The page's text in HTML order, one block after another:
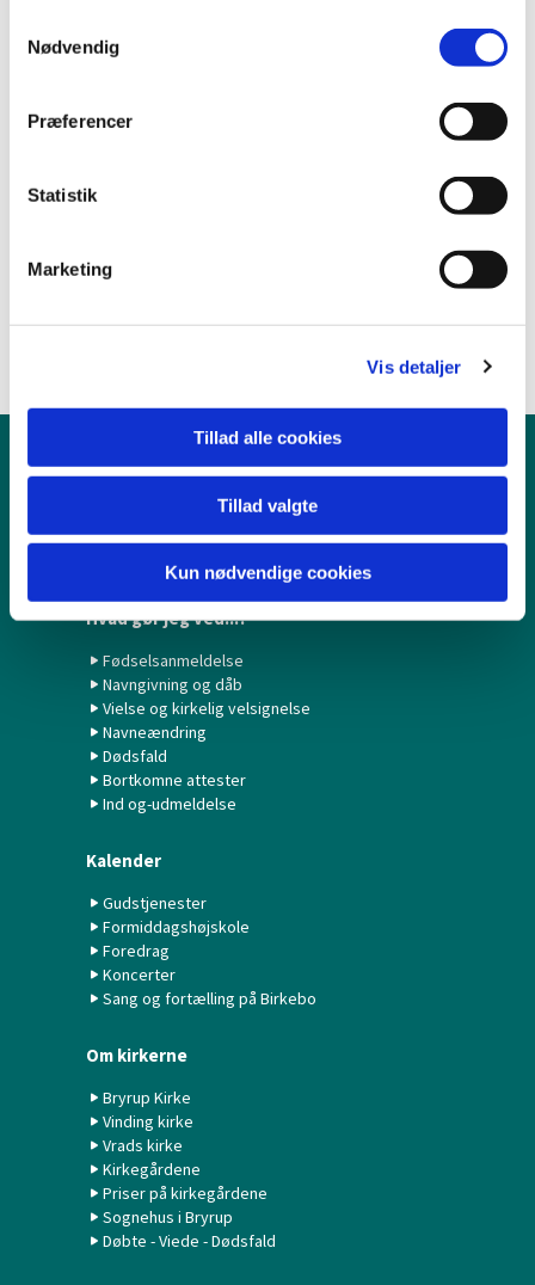
Nødvendig
Præferencer
Statistik
Marketing
Vis detaljer
Tillad alle cookies
Tillad valgte
Kun nødvendige cookies
Børn & Unge
Konfirmation/Konfirmander
Minikonfirmander
Hvad gør jeg ved...?
Fødselsanmeldelse
Navngivning og dåb
Vielse og kirkelig velsignelse
Navneændring
Dødsfald
Bortkomne attester
Ind og-udmeldelse
Kalender
Gudstjenester
Formiddagshøjskole
Foredrag
Koncerter
Sang og fortælling på Birkebo
Om kirkerne
Bryrup Kirke
Vinding kirke
Vrads kirke
Kirkegårdene
Priser på kirkegårdene
Sognehus i Bryrup
Døbte - Viede - Dødsfald